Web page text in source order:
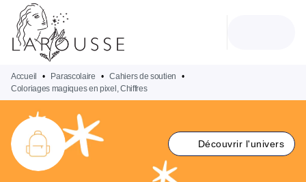
MENU
PIED DE PAGE
Accueil • Parascolaire • Cahiers de soutien
•
Coloriages magiques en pixel, Chiffres
Découvrir l'univers